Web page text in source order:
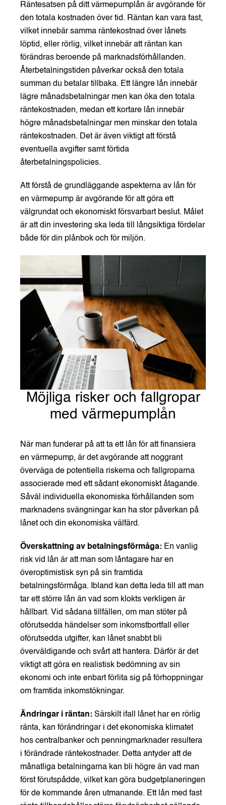
Räntesatsen på ditt värmepumplån är avgörande för
den totala kostnaden över tid. Räntan kan vara fast,
vilket innebär samma räntekostnad över lånets
löptid, eller rörlig, vilket innebär att räntan kan
förändras beroende på marknadsförhållanden.
Återbetalningstiden påverkar också den totala
summan du betalar tillbaka. Ett längre lån innebär
lägre månadsbetalningar men kan öka den totala
räntekostnaden, medan ett kortare lån innebär
högre månadsbetalningar men minskar den totala
räntekostnaden. Det är även viktigt att förstå
eventuella avgifter samt förtida
återbetalningspolicies.
Att förstå de grundläggande aspekterna av lån för
en värmepump är avgörande för att göra ett
välgrundat och ekonomiskt försvarbart beslut. Målet
är att din investering ska leda till långsiktiga fördelar
både för din plånbok och för miljön.
Möjliga risker och fallgropar
med värmepumplån
När man funderar på att ta ett lån för att finansiera
en värmepump, är det avgörande att noggrant
överväga de potentiella riskerna och fallgroparna
associerade med ett sådant ekonomiskt åtagande.
Såväl individuella ekonomiska förhållanden som
marknadens svängningar kan ha stor påverkan på
lånet och din ekonomiska välfärd.
Överskattning av betalningsförmåga: En vanlig
risk vid lån är att man som låntagare har en
överoptimistisk syn på sin framtida
betalningsförmåga. Ibland kan detta leda till att man
tar ett större lån än vad som klokts verkligen är
hållbart. Vid sådana tillfällen, om man stöter på
oförutsedda händelser som inkomstbortfall eller
oförutsedda utgifter, kan lånet snabbt bli
överväldigande och svårt att hantera. Därför är det
viktigt att göra en realistisk bedömning av sin
ekonomi och inte enbart förlita sig på förhoppningar
om framtida inkomstökningar.
Ändringar i räntan: Särskilt ifall lånet har en rörlig
ränta, kan förändringar i det ekonomiska klimatet
hos centralbanker och penningmarknader resultera
i förändrade räntekostnader. Detta antyder att de
månatliga betalningarna kan bli högre än vad man
först förutspådde, vilket kan göra budgetplaneringen
för de kommande åren utmanande. Ett lån med fast